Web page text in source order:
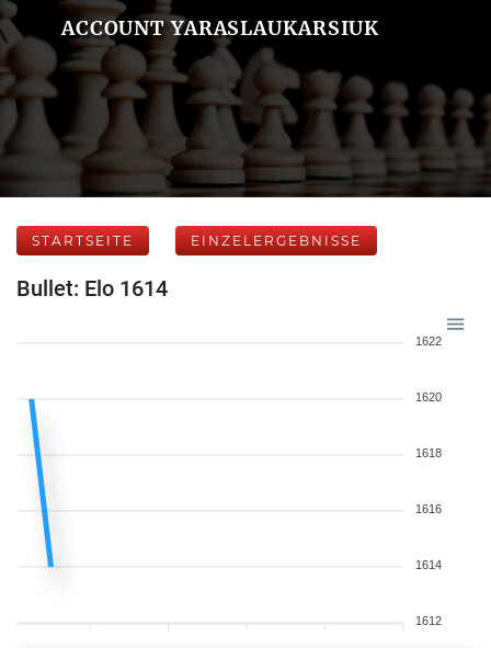
ACCOUNT YARASLAUKARSIUK
STARTSEITE EINZELERGEBNISSE
Bullet: Elo 1614
1622
1620
1618
1616
1614
1612